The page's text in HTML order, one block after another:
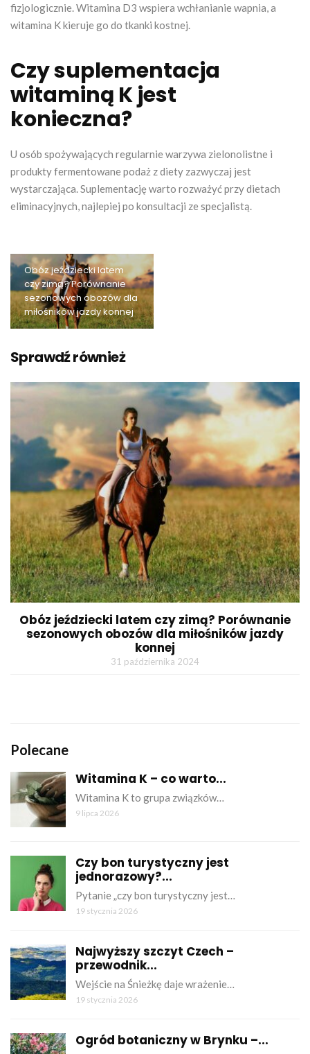
fizjologicznie. Witamina D3 wspiera wchłanianie wapnia, a
witamina K kieruje go do tkanki kostnej.
Czy suplementacja
witaminą K jest
konieczna?
U osób spożywających regularnie warzywa zielonolistne i
produkty fermentowane podaż z diety zazwyczaj jest
wystarczająca. Suplementację warto rozważyć przy dietach
eliminacyjnych, najlepiej po konsultacji ze specjalistą.
Obóz jeździecki latem
czy zimą? Porównanie
sezonowych obozów dla
miłośników jazdy konnej
Sprawdź również
Obóz jeździecki latem czy zimą? Porównanie
sezonowych obozów dla miłośników jazdy
konnej
31 października 2024
Polecane
Witamina K – co warto...
Witamina K to grupa związków…
9 lipca 2026
Czy bon turystyczny jest
jednorazowy?...
Pytanie „czy bon turystyczny jest…
19 stycznia 2026
Najwyższy szczyt Czech –
przewodnik...
Wejście na Śnieżkę daje wrażenie…
19 stycznia 2026
Ogród botaniczny w Brynku –...